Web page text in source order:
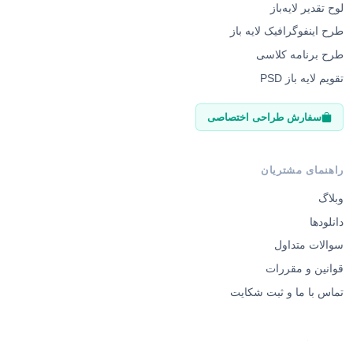
لوح تقدیر لایه‌باز
طرح اینفوگرافیک لایه باز
طرح برنامه کلاسی
تقویم لایه باز PSD
سفارش طراحی اختصاصی
راهنمای مشتریان
وبلاگ
دانلودها
سوالات متداول
قوانین و مقررات
تماس با ما و ثبت شکایت